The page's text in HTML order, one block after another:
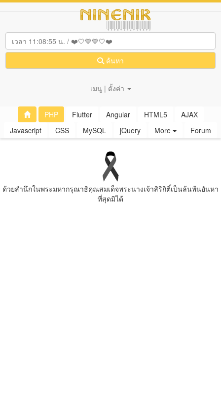
ค้นหา
เมนู | ตั้งค่า
PHP Flutter Angular HTML5
AJAX
Javascript
CSS MySQL jQuery More Forum
ด้วยสํานึกในพระมหากรุณาธิคุณสมเด็จพระนางเจ้าสิริกิติ์เป็นล้นพ้นอันหา
ที่สุดมิได้